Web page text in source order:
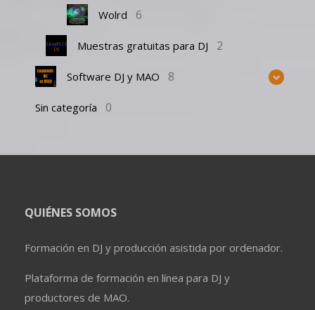
Wolrd 6
Muestras gratuitas para DJ 2
Software DJ y MAO 8
Sin categoría 0
QUIÉNES SOMOS
Formación en DJ y producción asistida por ordenador.
Plataforma de formación en línea para DJ y
productores de MAO.